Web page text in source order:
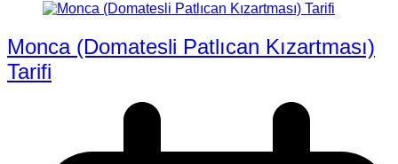
Monca (Domatesli Patlıcan Kızartması)
Tarifi